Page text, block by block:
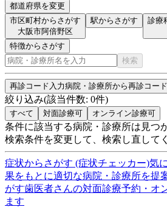
都道府県を変更
市区町村からさがす
大阪市阿倍野区
駅からさがす
診療
特徴からさがす
検索
再診コード入力病院・診療所から再診コー
絞り込み(該当件数: 0件)
すべて 対面診療可 オンライン診療可
条件に該当する病院・診療所は見つ
検索条件を変更して、検索し直して
症状からさがす (症状チェッカー)気
果をもとに適切な病院・診療所を提
がす歯医者さんの対面診療予約・オ
ます